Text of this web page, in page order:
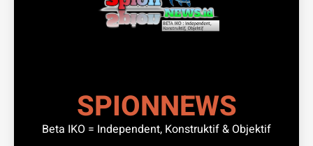
SPIONNEWS
Beta IKO = Independent, Konstruktif & Objektif